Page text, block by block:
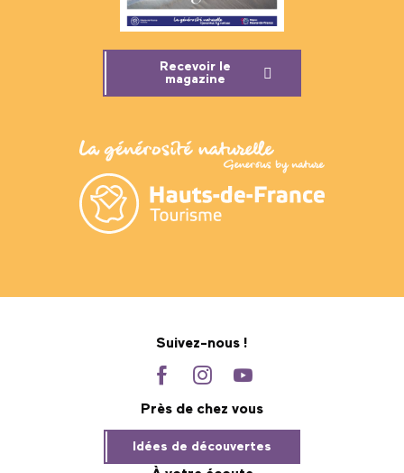
Recevoir le
magazine
Suivez-nous !
Près de chez vous
Idées de découvertes